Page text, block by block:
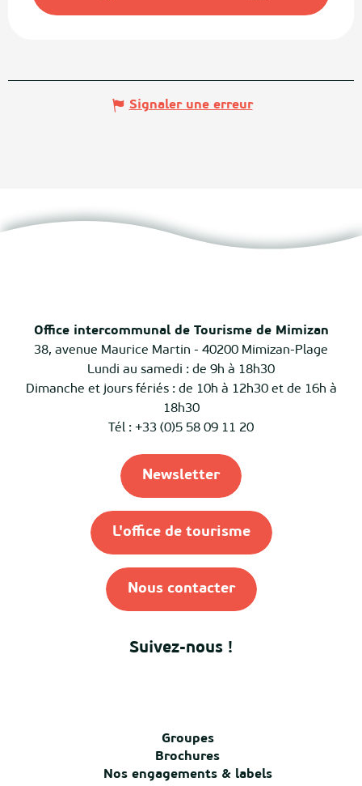
Signaler une erreur
Office intercommunal de Tourisme de Mimizan
38, avenue Maurice Martin - 40200 Mimizan-Plage
Lundi au samedi : de 9h à 18h30
Dimanche et jours fériés : de 10h à 12h30 et de 16h à
18h30
Tél : +33 (0)5 58 09 11 20
Newsletter
L'office de tourisme
Nous contacter
Suivez-nous !
Groupes
Brochures
Nos engagements & labels